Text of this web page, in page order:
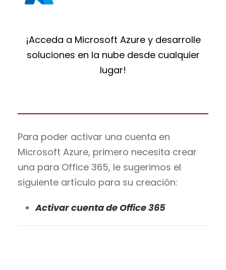
¡Acceda a Microsoft Azure y desarrolle
soluciones en la nube desde cualquier
lugar!
Para poder activar una cuenta en
Microsoft Azure, primero necesita crear
una para Office 365, le sugerimos el
siguiente artículo para su creación:
Activar cuenta de Office 365